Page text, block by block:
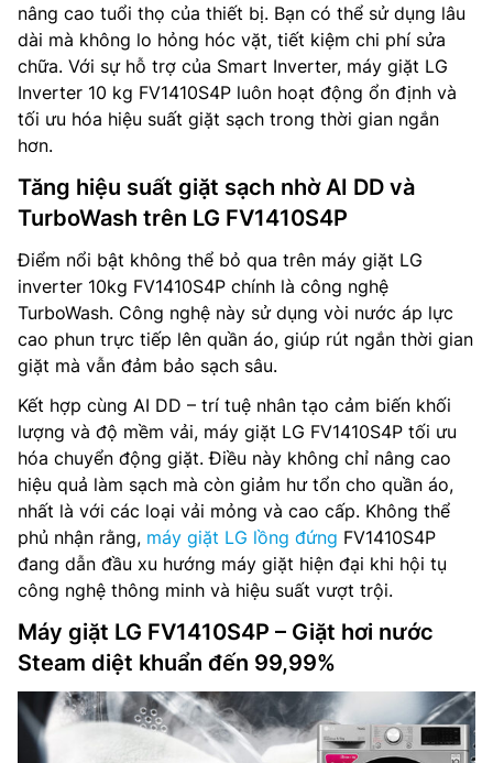
nâng cao tuổi thọ của thiết bị. Bạn có thể sử dụng lâu
dài mà không lo hỏng hóc vặt, tiết kiệm chi phí sửa
chữa. Với sự hỗ trợ của Smart Inverter, máy giặt LG
Inverter 10 kg FV1410S4P luôn hoạt động ổn định và
tối ưu hóa hiệu suất giặt sạch trong thời gian ngắn
hơn.
Tăng hiệu suất giặt sạch nhờ AI DD và
TurboWash trên LG FV1410S4P
Điểm nổi bật không thể bỏ qua trên máy giặt LG
inverter 10kg FV1410S4P chính là công nghệ
TurboWash. Công nghệ này sử dụng vòi nước áp lực
cao phun trực tiếp lên quần áo, giúp rút ngắn thời gian
giặt mà vẫn đảm bảo sạch sâu.
Kết hợp cùng AI DD – trí tuệ nhân tạo cảm biến khối
lượng và độ mềm vải, máy giặt LG FV1410S4P tối ưu
hóa chuyển động giặt. Điều này không chỉ nâng cao
hiệu quả làm sạch mà còn giảm hư tổn cho quần áo,
nhất là với các loại vải mỏng và cao cấp. Không thể
phủ nhận rằng, máy giặt LG lồng đứng FV1410S4P
đang dẫn đầu xu hướng máy giặt hiện đại khi hội tụ
công nghệ thông minh và hiệu suất vượt trội.
Máy giặt LG FV1410S4P – Giặt hơi nước
Steam diệt khuẩn đến 99,99%